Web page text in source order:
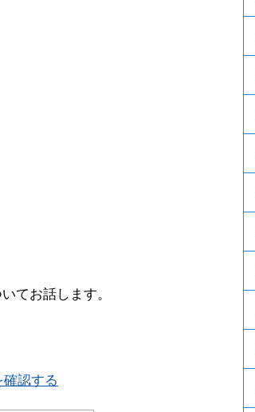
てお話します。
認する